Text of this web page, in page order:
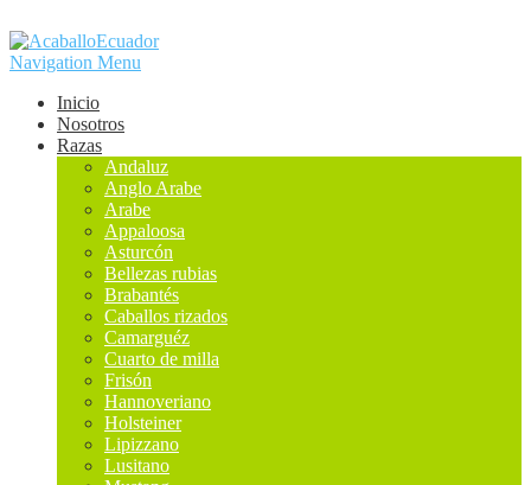
Navigation Menu
Inicio
Nosotros
Razas
Andaluz
Anglo Arabe
Arabe
Appaloosa
Asturcón
Bellezas rubias
Brabantés
Caballos rizados
Camarguéz
Cuarto de milla
Frisón
Hannoveriano
Holsteiner
Lipizzano
Lusitano